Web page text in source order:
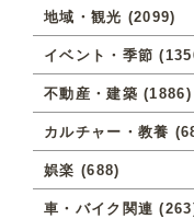
地域・観光 (2099)
イベント・季節
不動産・建築 (1886)
カルチャー・教養
娯楽 (688)
車・バイク関連